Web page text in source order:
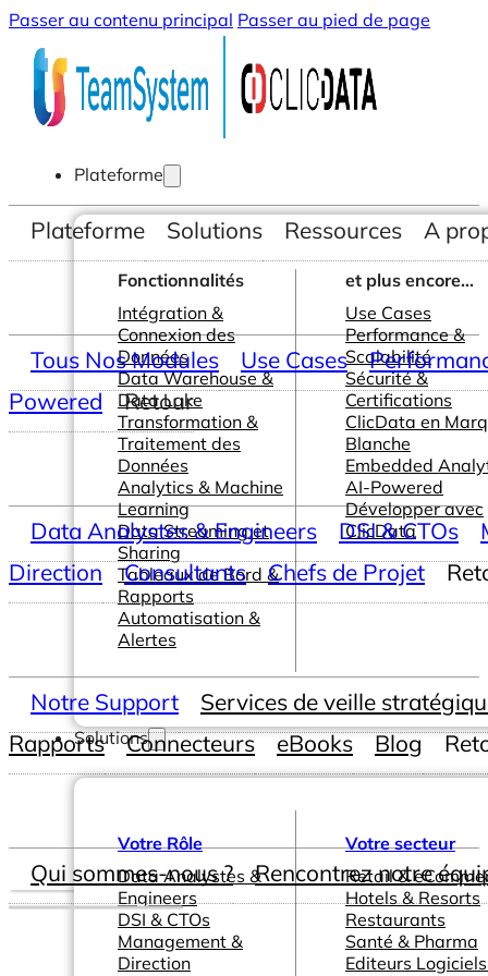
Passer au contenu principal Passer au pied de page
Plateforme
Fonctionnalités
Intégration &
Connexion des
Données
Data Warehouse &
Data Lake
Transformation &
Traitement des
Données
Analytics & Machine
Learning
Data Streaming et
Sharing
Tableaux de Bord &
Rapports
Automatisation &
Alertes
et plus encore...
Use Cases
Performance &
Scalabilité
Sécurité &
Certifications
ClicData en
Blanche
Embedded
AI-Powered
Développer avec
ClicData
Solutions
Votre Rôle
Data Analystes &
Engineers
DSI & CTOs
Management &
Direction
Votre secteur
Retail &
Hotels & Resorts
Restaurants
Santé & Pharma
Editeurs
Plateforme Solutions Ressources A
Tous Nos Modules Use Cases
Powered
Retour
Data Analystes & Engineers DSI & CTOs
Direction
Consultants Chefs de Projet
Notre Support
Services de veille
Rapports
Connecteurs eBooks Blog
Qui sommes-nous ? Rencontrez notre